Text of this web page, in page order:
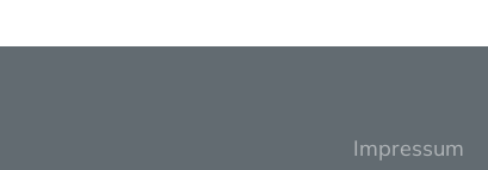
Impressum